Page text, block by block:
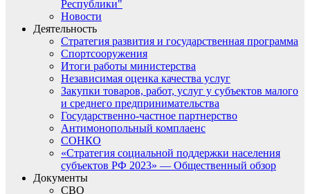
Республики"
Новости
Деятельность
Стратегия развития и государственная программа
Спортсооружения
Итоги работы министерства
Независимая оценка качества услуг
Закупки товаров, работ, услуг у субъектов малого
и среднего предпринимательства
Государственно-частное партнерство
Антимонопольный комплаенс
СОНКО
«Стратегия социальной поддержки населения
субъектов РФ 2023» — Общественный обзор
Документы
СВО